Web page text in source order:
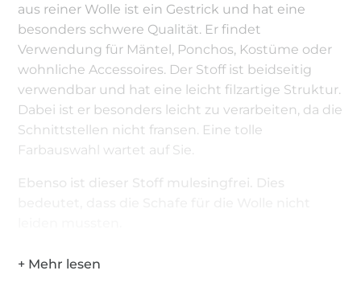
aus reiner Wolle ist ein Gestrick und hat eine
besonders schwere Qualität. Er findet
Verwendung für Mäntel, Ponchos, Kostüme oder
wohnliche Accessoires. Der Stoff ist beidseitig
verwendbar und hat eine leicht filzartige Struktur.
Dabei ist er besonders leicht zu verarbeiten, da die
Schnittstellen nicht fransen. Eine tolle
Farbauswahl wartet auf Sie.
Ebenso ist dieser Stoff mulesingfrei. Dies